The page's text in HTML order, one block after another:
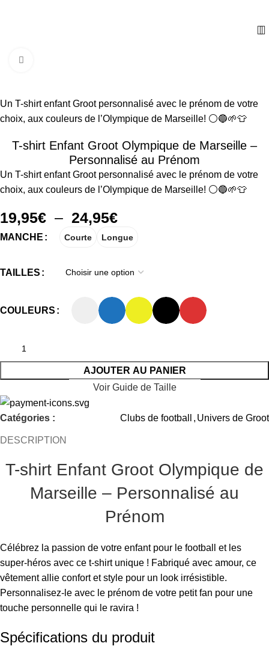
Un T-shirt enfant Groot personnalisé avec le prénom de votre
choix, aux couleurs de l’Olympique de Marseille! ⚪🔵🌱👕
T-shirt Enfant Groot Olympique de Marseille –
Personnalisé au Prénom
Un T-shirt enfant Groot personnalisé avec le prénom de votre
choix, aux couleurs de l’Olympique de Marseille! ⚪🔵🌱👕
19,95€ – 24,95€
MANCHE Courte Longue
TAILLES
COULEURS
AJOUTER AU PANIER
Voir Guide de Taille
Catégories : Clubs de football , Univers de Groot
DESCRIPTION
T-shirt Enfant Groot Olympique de
Marseille – Personnalisé au
Prénom
Célébrez la passion de votre enfant pour le football et les
super-héros avec ce t-shirt unique ! Fabriqué avec amour, ce
vêtement allie confort et style pour un look irrésistible.
Personnalisez-le avec le prénom de votre petit fan pour une
touche personnelle qui le ravira !
Spécifications du produit